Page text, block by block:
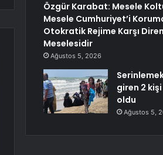
Özgür Karabat: Mesele
Mesele Cumhuriyet’i
Otokratik Rejime Karşı
Meselesidir
Ağustos 5, 2026
giren 2
oldu
Ağustos 5,